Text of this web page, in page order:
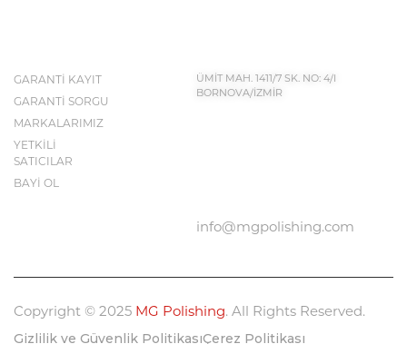
GARANTİ KAYIT
GARANTİ SORGU
MARKALARIMIZ
YETKİLİ
SATICILAR
BAYİ OL
ÜMİT MAH. 1411/7 SK. NO: 4/I
BORNOVA/İZMİR
info@mgpolishing.com
Copyright © 2025 MG Polishing. All Rights Reserved.
Gizlilik ve Güvenlik PolitikasıÇerez Politikası